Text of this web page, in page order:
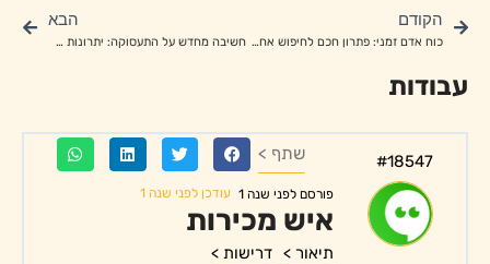
הקודם
כוח אדם זמני: פתרון חכם לחיפוש אחר העבודה המתאימה
הבא
חשיבה מחדש על התעסוקה: יתרונות של שיתוף פעולה עם חברת השמה
עבודות
#18547 שתף >
פורסם לפני שנה 1 עודכן לפני שנה 1
איש מכירות
תיאור > דרישות >